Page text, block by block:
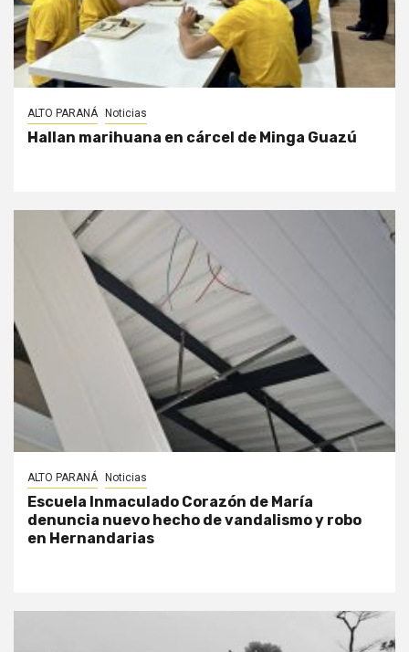
ALTO PARANÁ Noticias
Hallan marihuana en cárcel de Minga Guazú
ALTO PARANÁ Noticias
Escuela Inmaculado Corazón de María
denuncia nuevo hecho de vandalismo y robo
en Hernandarias